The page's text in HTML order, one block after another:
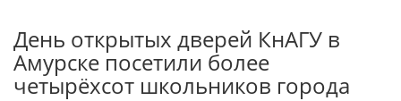
День открытых дверей КнАГУ в
Амурске посетили более
четырёхсот школьников города